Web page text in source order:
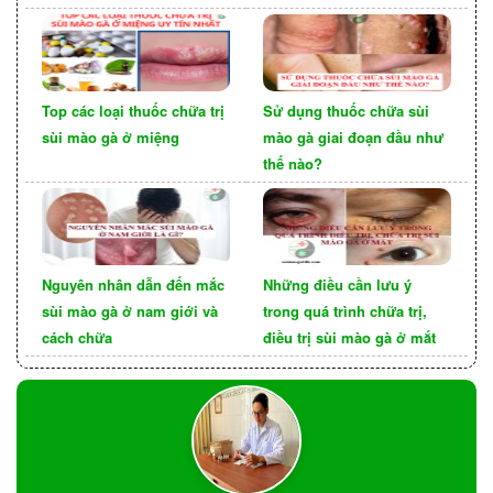
có thể để lại sẹo và tổn thương cơ quan sinh sản,
dẫn đến vô sinh.
YẾU TỐ LÀM TĂNG NGUY
CƠ MẮC BỆNH LẬU Ở PHỤ
NỮ
Một số yếu tố làm tăng nguy cơ mắc bệnh lậu ở
phụ nữ. Bao gồm các:
Nhiều bạn tình:Có nhiều bạn tình làm tăng khả
năng tiếp xúc với một người bị nhiễm bệnh.
Quan hệ tình dục không được bảo vệ:
gia vào hoạt động tình dục mà không sử dụng
bao cao su hoặc đập nha khoa làm tăng nguy cơ
Top các loại thuốc chữa trị
sùi mào gà ở miệng
Sử dụng thuốc chữa sùi
mào gà giai đoạn đầu như
thế nào?
Nguyên nhân dẫn đến mắc
sùi mào gà ở nam giới và
cách chữa
Những điều cần lưu ý
trong quá trình chữa trị,
điều trị sùi mào gà ở mắt